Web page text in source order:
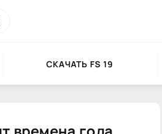
СКАЧАТЬ FS 19